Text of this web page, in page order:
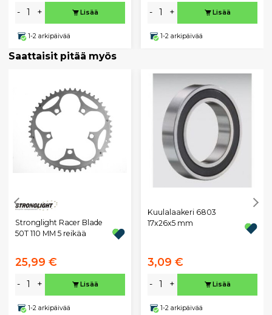
- + Lisää
1-2 arkipäivää
- + Lisää
1-2 arkipäivää
Saattaisit pitää myös
Stronglight Racer Blade
50T 110 MM 5 reikää
25,99 €
- + Lisää
1-2 arkipäivää
Kuulalaakeri 6803
17x26x5 mm
3,09 €
- + Lisää
1-2 arkipäivää